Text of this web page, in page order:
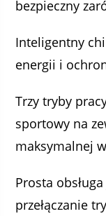
bezpieczny
Inteligentny
energii i
Trzy tryby
sportowy na
maksymalnej
Prosta
przełączanie